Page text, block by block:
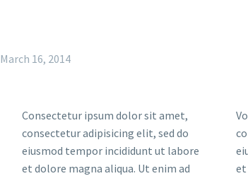
March 16, 2014
Consectetur ipsum dolor sit amet,
consectetur adipisicing elit, sed do
eiusmod tempor incididunt ut labore
et dolore magna aliqua. Ut enim ad
et